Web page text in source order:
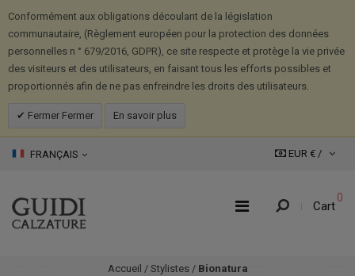
Conformément aux obligations découlant de la législation
communautaire, (Règlement européen pour la protection des données
personnelles n ° 679/2016, GDPR), ce site respecte et protège la vie privée
des visiteurs et des utilisateurs, en faisant tous les efforts possibles et
proportionnés afin de ne pas enfreindre les droits des utilisateurs.
Fermer Fermer En savoir plus
FRANÇAIS EUR € /
Cart
0
Accueil / Stylistes / Bionatura